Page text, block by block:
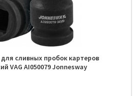
сливных пробок картеров
VAG AI050079 Jonnesway